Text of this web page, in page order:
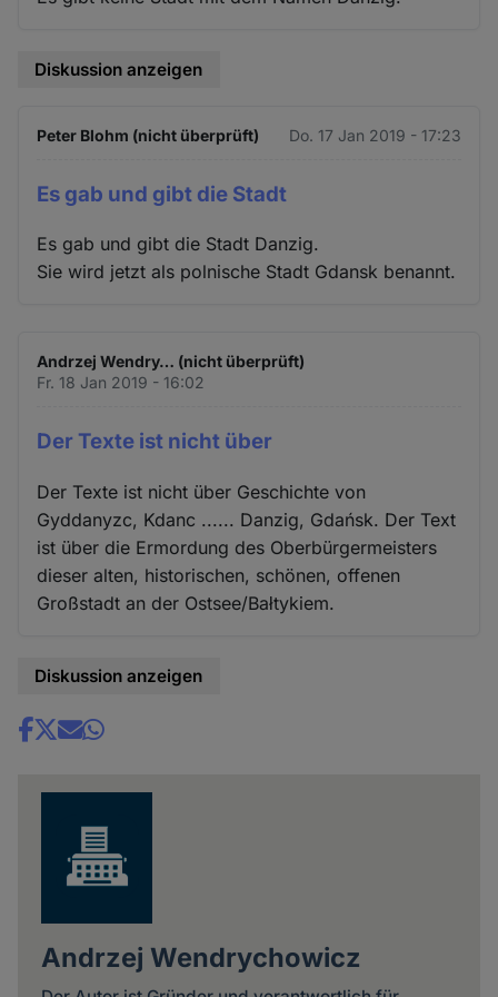
Diskussion anzeigen
Peter Blohm (nicht überprüft) Do. 17 Jan 2019 - 17:23
Es gab und gibt die Stadt
Es gab und gibt die Stadt Danzig.
Sie wird jetzt als polnische Stadt Gdansk benannt.
Andrzej Wendry… (nicht überprüft)
Fr. 18 Jan 2019 - 16:02
Der Texte ist nicht über
Der Texte ist nicht über Geschichte von
Gyddanyzc, Kdanc ...... Danzig, Gdańsk. Der Text
ist über die Ermordung des Oberbürgermeisters
dieser alten, historischen, schönen, offenen
Großstadt an der Ostsee/Bałtykiem.
Diskussion anzeigen
Share
Andrzej Wendrychowicz